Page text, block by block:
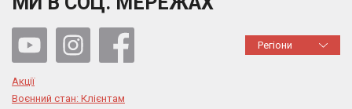
Регіони
Акції
Воєнний стан: Клієнтам